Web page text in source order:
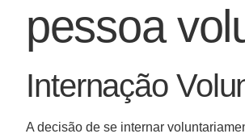
pessoa
Internação
A decisão de se internar